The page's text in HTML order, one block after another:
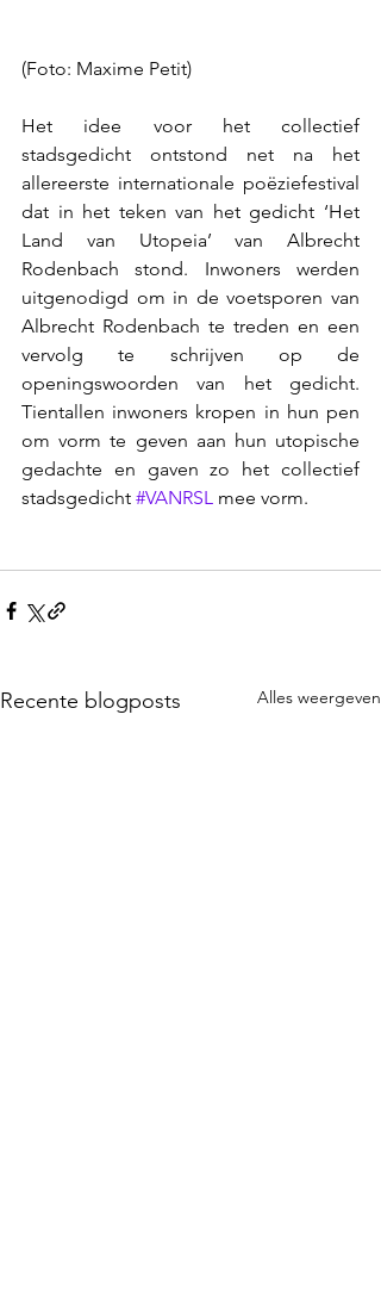
(Foto: Maxime Petit)
Het idee voor het collectief
stadsgedicht ontstond net na het
allereerste internationale poëziefestival
dat in het teken van het gedicht ‘Het
Land van Utopeia’ van Albrecht
Rodenbach stond. Inwoners werden
uitgenodigd om in de voetsporen van
Albrecht Rodenbach te treden en een
vervolg te schrijven op de
openingswoorden van het gedicht.
Tientallen inwoners kropen in hun pen
om vorm te geven aan hun utopische
gedachte en gaven zo het collectief
stadsgedicht #VANRSL mee vorm.
Recente blogposts Alles weergeven